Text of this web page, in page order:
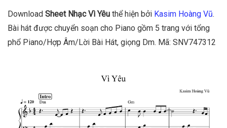
Download Sheet Nhạc Vì Yêu thể hiện bởi Kasim Hoàng Vũ.
Bài hát được chuyển soạn cho Piano gồm 5 trang với tổng
phổ Piano/Hợp Âm/Lời Bài Hát, giọng Dm. Mã: SNV747312